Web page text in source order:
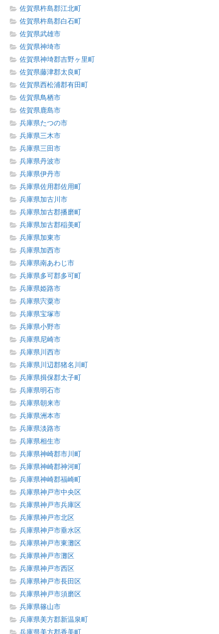
佐賀県杵島郡江北町
佐賀県杵島郡白石町
佐賀県武雄市
佐賀県神埼市
佐賀県神埼郡吉野ヶ里町
佐賀県藤津郡太良町
佐賀県西松浦郡有田町
佐賀県鳥栖市
佐賀県鹿島市
兵庫県たつの市
兵庫県三木市
兵庫県三田市
兵庫県丹波市
兵庫県伊丹市
兵庫県佐用郡佐用町
兵庫県加古川市
兵庫県加古郡播磨町
兵庫県加古郡稲美町
兵庫県加東市
兵庫県加西市
兵庫県南あわじ市
兵庫県多可郡多可町
兵庫県姫路市
兵庫県宍粟市
兵庫県宝塚市
兵庫県小野市
兵庫県尼崎市
兵庫県川西市
兵庫県川辺郡猪名川町
兵庫県揖保郡太子町
兵庫県明石市
兵庫県朝来市
兵庫県洲本市
兵庫県淡路市
兵庫県相生市
兵庫県神崎郡市川町
兵庫県神崎郡神河町
兵庫県神崎郡福崎町
兵庫県神戸市中央区
兵庫県神戸市兵庫区
兵庫県神戸市北区
兵庫県神戸市垂水区
兵庫県神戸市東灘区
兵庫県神戸市灘区
兵庫県神戸市西区
兵庫県神戸市長田区
兵庫県神戸市須磨区
兵庫県篠山市
兵庫県美方郡新温泉町
兵庫県美方郡香美町